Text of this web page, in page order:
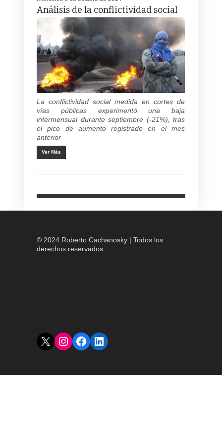
Análisis de la conflictividad social
La conflictividad social medida en cortes de
vías públicas experimentó una baja
intermensual durante septiembre (-21%), tras
el pico de aumento registrado en el mes
anterior
Ver Más
© 2024 Roberto Cachanosky | Todos los
derechos reservados
X Instagram
Facebook
LinkedIn